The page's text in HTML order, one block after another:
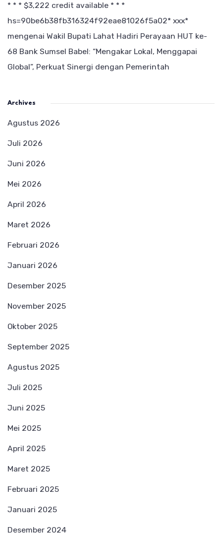
* * * $3,222 credit available * * *
hs=90be6b38fb316324f92eae81026f5a02* ххх*
mengenai Wakil Bupati Lahat Hadiri Perayaan HUT ke-
68 Bank Sumsel Babel: “Mengakar Lokal, Menggapai
Global”, Perkuat Sinergi dengan Pemerintah
Archives
Agustus 2026
Juli 2026
Juni 2026
Mei 2026
April 2026
Maret 2026
Februari 2026
Januari 2026
Desember 2025
November 2025
Oktober 2025
September 2025
Agustus 2025
Juli 2025
Juni 2025
Mei 2025
April 2025
Maret 2025
Februari 2025
Januari 2025
Desember 2024